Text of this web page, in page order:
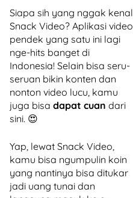
Siapa sih yang nggak kenal
Snack Video? Aplikasi video
pendek yang satu ini lagi
nge-hits banget di
Indonesia! Selain bisa seru-
seruan bikin konten dan
nonton video lucu, kamu
juga bisa dapat cuan dari
sini. 😍
Yap, lewat Snack Video,
kamu bisa ngumpulin koin
yang nantinya bisa ditukar
jadi uang tunai dan